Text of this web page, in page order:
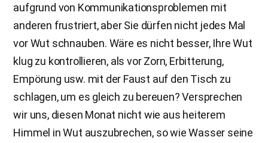
aufgrund von Kommunikationsproblemen mit
anderen frustriert, aber Sie dürfen nicht jedes Mal
vor Wut schnauben. Wäre es nicht besser, Ihre Wut
klug zu kontrollieren, als vor Zorn, Erbitterung,
Empörung usw. mit der Faust auf den Tisch zu
schlagen, um es gleich zu bereuen? Versprechen
wir uns, diesen Monat nicht wie aus heiterem
Himmel in Wut auszubrechen, so wie Wasser seine